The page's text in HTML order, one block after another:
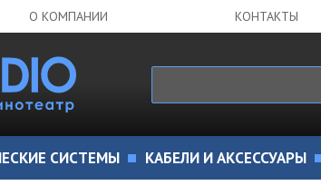
О КОМПАНИИ КОНТАКТЫ
СИСТЕМЫ КАБЕЛИ И АКСЕССУАРЫ